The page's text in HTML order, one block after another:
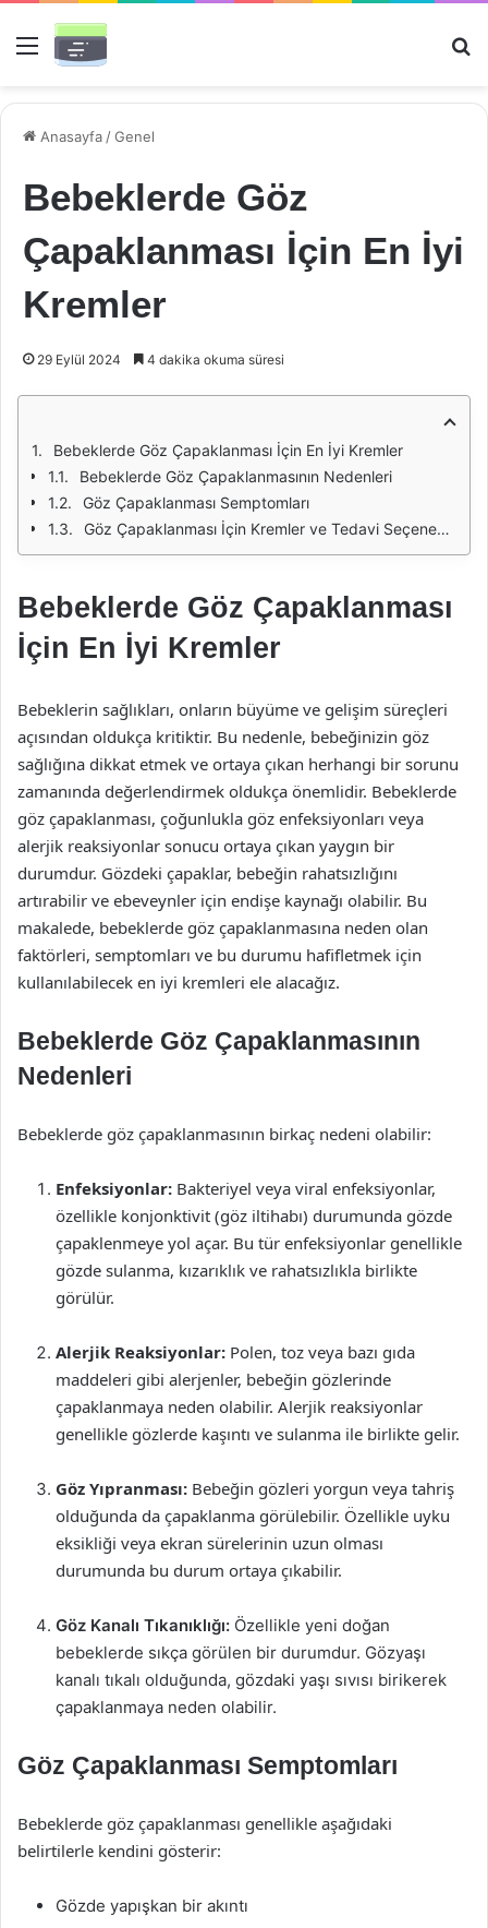
Menü
Anasayfa /Genel
Bebeklerde Göz
Çapaklanması İçin En İyi
Kremler
29 Eylül 2024 4 dakika okuma süresi
Bebeklerde Göz Çapaklanması İçin En İyi Kremler
Bebeklerde Göz Çapaklanmasının Nedenleri
Göz Çapaklanması Semptomları
Göz Çapaklanması İçin Kremler ve Tedavi Seçenekleri
Bebeklerde Göz Çapaklanması
İçin En İyi Kremler
Bebeklerin sağlıkları, onların büyüme ve gelişim süreçleri
açısından oldukça kritiktir. Bu nedenle, bebeğinizin göz
sağlığına dikkat etmek ve ortaya çıkan herhangi bir sorunu
zamanında değerlendirmek oldukça önemlidir. Bebeklerde
göz çapaklanması, çoğunlukla göz enfeksiyonları veya
alerjik reaksiyonlar sonucu ortaya çıkan yaygın bir
durumdur. Gözdeki çapaklar, bebeğin rahatsızlığını
artırabilir ve ebeveynler için endişe kaynağı olabilir. Bu
makalede, bebeklerde göz çapaklanmasına neden olan
faktörleri, semptomları ve bu durumu hafifletmek için
kullanılabilecek en iyi kremleri ele alacağız.
Bebeklerde Göz Çapaklanmasının
Nedenleri
Bebeklerde göz çapaklanmasının birkaç nedeni olabilir:
Enfeksiyonlar: Bakteriyel veya viral enfeksiyonlar,
özellikle konjonktivit (göz iltihabı) durumunda gözde
çapaklenmeye yol açar. Bu tür enfeksiyonlar genellikle
gözde sulanma, kızarıklık ve rahatsızlıkla birlikte
görülür.
Alerjik Reaksiyonlar: Polen, toz veya bazı gıda
maddeleri gibi alerjenler, bebeğin gözlerinde
çapaklanmaya neden olabilir. Alerjik reaksiyonlar
genellikle gözlerde kaşıntı ve sulanma ile birlikte gelir.
Göz Yıpranması: Bebeğin gözleri yorgun veya tahriş
olduğunda da çapaklanma görülebilir. Özellikle uyku
eksikliği veya ekran sürelerinin uzun olması
durumunda bu durum ortaya çıkabilir.
Göz Kanalı Tıkanıklığı: Özellikle yeni doğan
bebeklerde sıkça görülen bir durumdur. Gözyaşı
kanalı tıkalı olduğunda, gözdaki yaşı sıvısı birikerek
çapaklanmaya neden olabilir.
Göz Çapaklanması Semptomları
Bebeklerde göz çapaklanması genellikle aşağıdaki
belirtilerle kendini gösterir:
Gözde yapışkan bir akıntı